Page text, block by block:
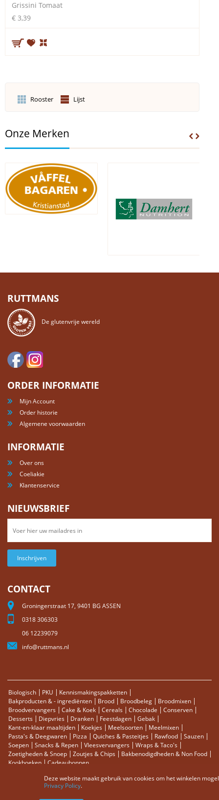
Grissini Tomaat
€ 3,39
Rooster Lijst
Onze Merken
RUTTMANS
De glutenvrije wereld
ORDER INFORMATIE
Mijn Account
Order historie
Algemene voorwaarden
INFORMATIE
Over ons
Coeliakie
Klantenservice
NIEUWSBRIEF
Inschrijven
CONTACT
Groningerstraat 17, 9401 BG ASSEN
0318 306303
06 12239079
info@ruttmans.nl
Biologisch PKU
Kennismakingspakketten
Bakproducten & - ingrediënten
Brood Broodbeleg
Broodmixen
Broodvervangers
Cake & Koek Cereals Chocolade
Conserven
Desserts
Diepvries Dranken Feestdagen
Gebak
Kant-en-klaar maaltijden
Koekjes Meelsoorten
Meelmixen
Pasta's & Deegwaren
Pizza Quiches & Pasteitjes Rawfood
Sauzen
Soepen
Snacks & Repen Vleesvervangers
Wraps & Taco's
Zoetigheden & Snoep
Zoutjes & Chips
Bakbenodigdheden & Non Food
Kookboeken
Cadeaubonnen
Zoektermen Zoeken
Deze website maakt gebruik van cookies om het winkelen
Privacy Policy.